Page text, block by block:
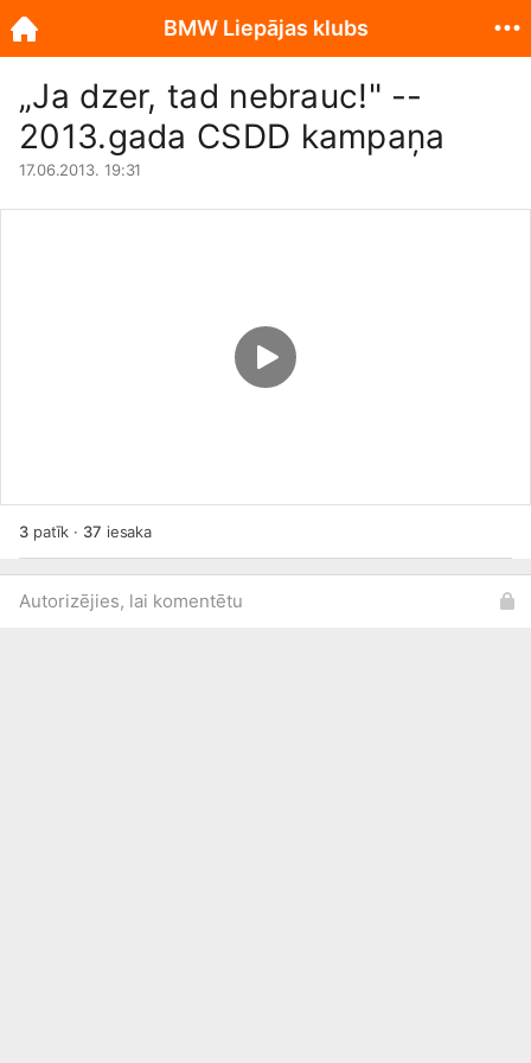
„Ja dzer, tad nebrauc!" --
2013.gada CSDD kampaņa
17.06.2013. 19:31
3patīk · 37 iesaka
Autorizējies, lai komentētu
BMW Liepājas klubs